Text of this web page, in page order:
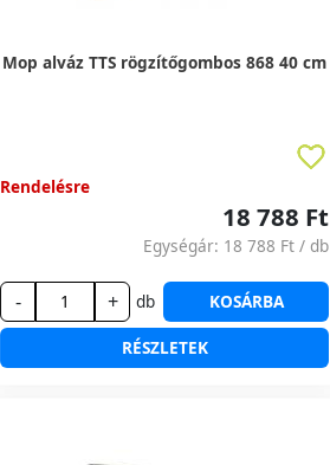
Mop alváz TTS rögzítőgombos 868 40 cm
Rendelésre
18 788 Ft
Egységár: 18 788 Ft / db
- + db KOSÁRBA
RÉSZLETEK